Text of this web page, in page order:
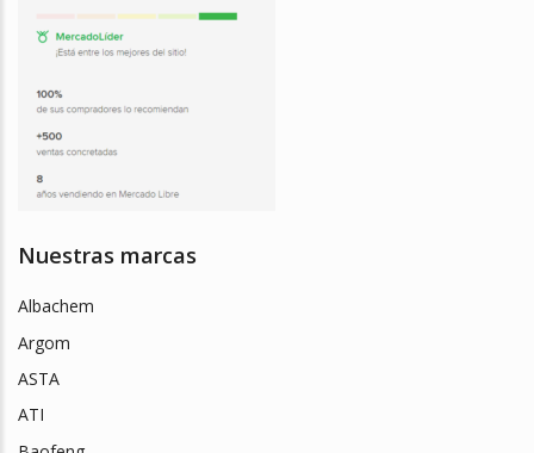
Nuestras marcas
Albachem
Argom
ASTA
ATI